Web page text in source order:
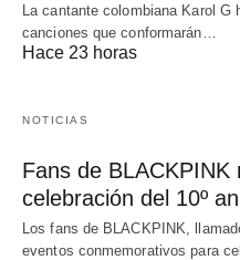
La cantante colombiana Karol
canciones que conformarán…
Hace 23 horas
NOTICIAS
Fans de
celebración del 10º
Los fans de BLACKPINK,
eventos conmemorativos para